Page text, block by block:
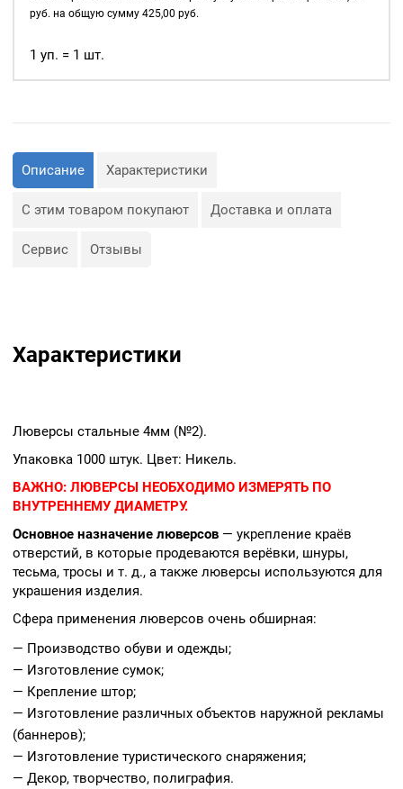
используются для
Сфера применения
люверсов очень обширная:
объектов наружной
рекламы (баннеров);
— Изготовление
туристического
— Декор, творчество,
полиграфия.
уп.
шт,
руб. на общую сумму 425,00 руб.
1 уп. = 1 шт.
Описание Характеристики
С этим товаром покупают Доставка и оплата
Сервис Отзывы
Характеристики
Люверсы стальные 4мм (№2).
Упаковка 1000 штук. Цвет: Никель.
ВАЖНО: ЛЮВЕРСЫ НЕОБХОДИМО ИЗМЕРЯТЬ ПО
ВНУТРЕННЕМУ ДИАМЕТРУ.
Основное назначение люверсов — укрепление краёв
отверстий, в которые продеваются верёвки, шнуры,
тесьма, тросы и т. д., а также люверсы используются для
украшения изделия.
Сфера применения люверсов очень обширная:
— Производство обуви и одежды;
— Изготовление сумок;
— Крепление штор;
— Изготовление различных объектов наружной рекламы
(баннеров);
— Изготовление туристического снаряжения;
— Декор, творчество, полиграфия.